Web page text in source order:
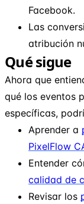
Facebook.
Las
atribución
Qué sigue
Ahora que
qué los eventos
específicas,
Aprender a
PixelFlow
Entender
calidad de
Revisar los